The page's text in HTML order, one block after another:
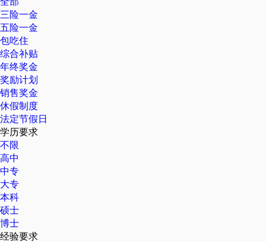
三险一金
五险一金
包吃住
综合补贴
年终奖金
奖励计划
销售奖金
休假制度
法定节假日
学历要求
不限
高中
中专
大专
本科
硕士
博士
经验要求